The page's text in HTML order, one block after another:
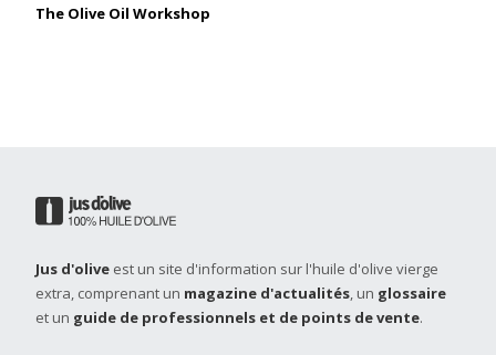
The Olive Oil Workshop
Jus d'olive est un site d'information sur l'huile d'olive vierge
extra, comprenant un magazine d'actualités, un glossaire
et un guide de professionnels et de points de vente.